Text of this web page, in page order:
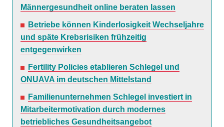
Männergesundheit online beraten lassen
Betriebe können Kinderlosigkeit Wechseljahre
und späte Krebsrisiken frühzeitig
entgegenwirken
Fertility Policies etablieren Schlegel und
ONUAVA im deutschen Mittelstand
Familienunternehmen Schlegel investiert in
Mitarbeitermotivation durch modernes
betriebliches Gesundheitsangebot